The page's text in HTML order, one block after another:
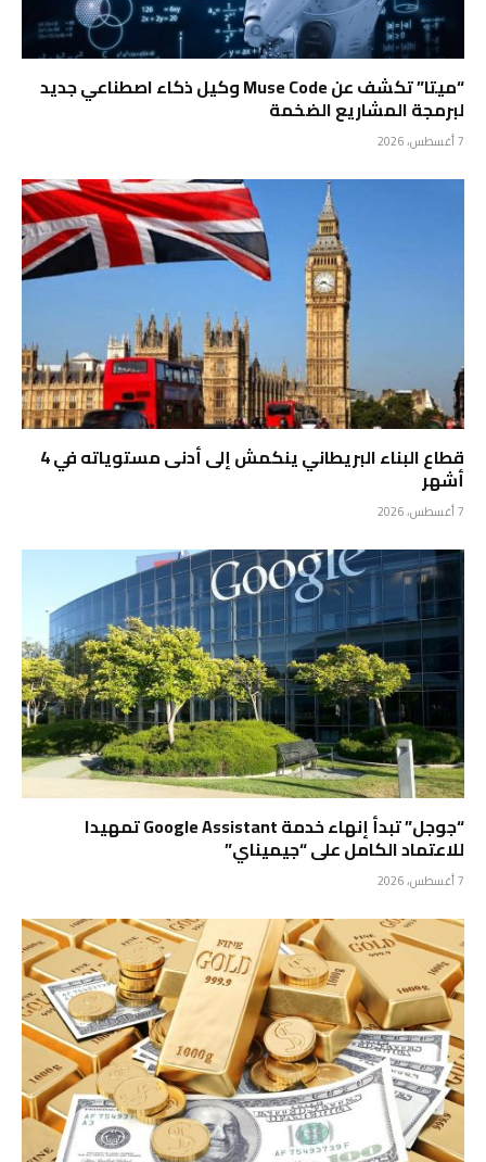
“ميتا” تكشف عن Muse Code وكيل ذكاء اصطناعي جديد
لبرمجة المشاريع الضخمة
7 أغسطس، 2026
قطاع البناء البريطاني ينكمش إلى أدنى مستوياته في 4
أشهر
7 أغسطس، 2026
“جوجل” تبدأ إنهاء خدمة Google Assistant تمهيدا
للاعتماد الكامل على “جيميناي”
7 أغسطس، 2026